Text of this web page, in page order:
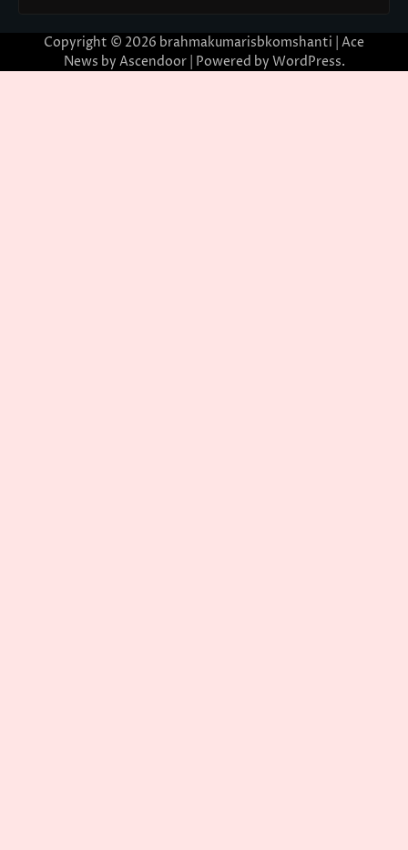
Copyright © 2026 brahmakumarisbkomshanti | Ace
News by Ascendoor| Powered by WordPress.